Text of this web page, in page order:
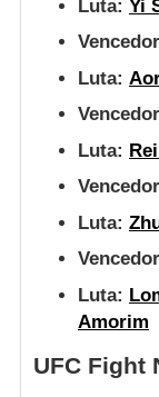
Luta: Yi
Luta:
Luta:
Luta:
Luta:
Amorim
UFC Fight